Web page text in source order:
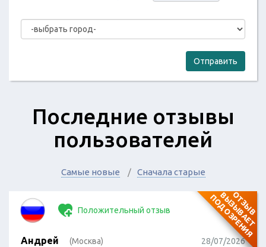
Отправить
Последние отзывы
пользователей
Самые новые Сначала старые
О
Т
З
Ы
В
В
Ы
З
Ы
В
А
Е
Т
П
О
Д
О
З
Р
Е
Н
И
Я
Положительный отзыв
Андрей (Москва) 28/07/2026